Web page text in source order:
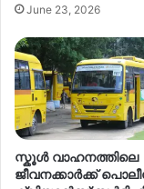
June 23, 2026
സ്കൂള്‍ വാഹനത്തിലെ
ജീവനക്കാർക്ക്